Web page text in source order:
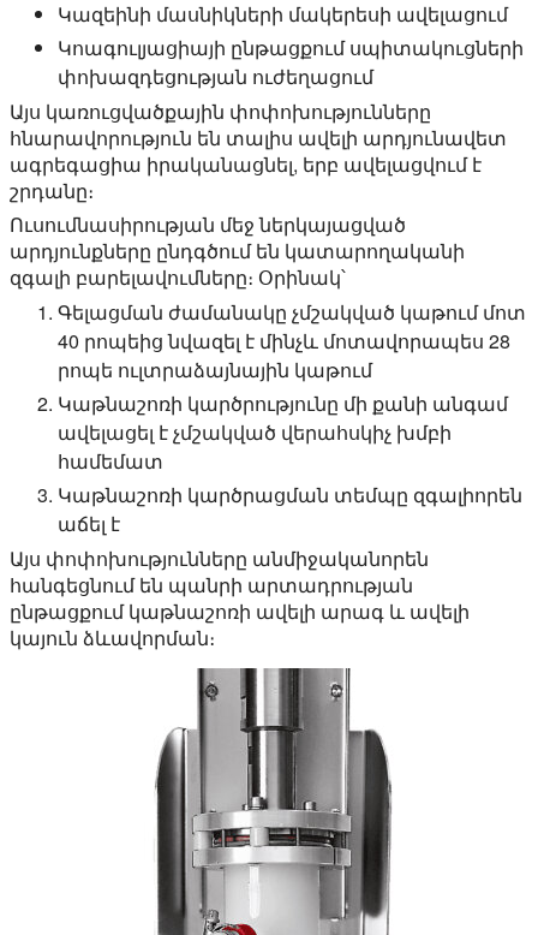
Կազեինի մասնիկների մակերեսի ավելացում
Կոագուլյացիայի ընթացքում սպիտակուցների
փոխազդեցության ուժեղացում
Այս կառուցվածքային փոփոխությունները
հնարավորություն են տալիս ավելի արդյունավետ
ագրեգացիա իրականացնել, երբ ավելացվում է
շրդանը։
Ուսումնասիրության մեջ ներկայացված
արդյունքները ընդգծում են կատարողականի
զգալի բարելավումները։ Օրինակ՝
Գելացման ժամանակը չմշակված կաթում մոտ
40 րոպեից նվազել է մինչև մոտավորապես 28
րոպե ուլտրաձայնային կաթում
Կաթնաշոռի կարծրությունը մի քանի անգամ
ավելացել է չմշակված վերահսկիչ խմբի
համեմատ
Կաթնաշոռի կարծրացման տեմպը զգալիորեն
աճել է
Այս փոփոխությունները անմիջականորեն
հանգեցնում են պանրի արտադրության
ընթացքում կաթնաշոռի ավելի արագ և ավելի
կայուն ձևավորման։